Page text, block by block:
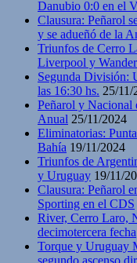
Danubio 0:0 en el
Clausura: Peñarol
y se adueñó de la
Triunfos de Cerro
Liverpool y
Segunda División:
las 16:30 hs. 25/11/
Peñarol y Nacional
Anual 25/11/2024
Eliminatorias:
Bahía 19/11/2024
Triunfos de
y Uruguay 19/11/
Clausura: Peñarol
Sporting en el CDS
River, Cerro Laro,
decimotercera fecha
Torque y Uruguay
segundo ascenso